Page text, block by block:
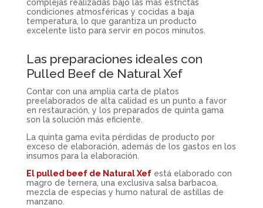
complejas realizadas bajo las más estrictas
condiciones atmosféricas y cocidas a baja
temperatura, lo que garantiza un producto
excelente listo para servir en pocos minutos.
Las preparaciones ideales con
Pulled Beef de Natural Xef
Contar con una amplia carta de platos
preelaborados de alta calidad es un punto a favor
en restauración, y los preparados de quinta gama
son la solución más eficiente.
La quinta gama evita pérdidas de producto por
exceso de elaboración, además de los gastos en los
insumos para la elaboración.
El pulled beef de Natural Xefestá elaborado con
magro de ternera, una exclusiva salsa barbacoa,
mezcla de especias y humo natural de astillas de
manzano.